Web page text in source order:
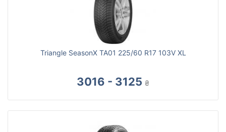
Triangle SeasonX TA01 225/60 R17 103V XL
3016 - 3125 ₴